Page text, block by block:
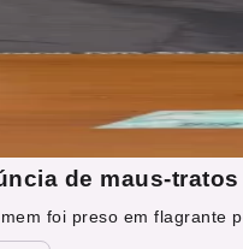
de maus-
foi preso em flagrante